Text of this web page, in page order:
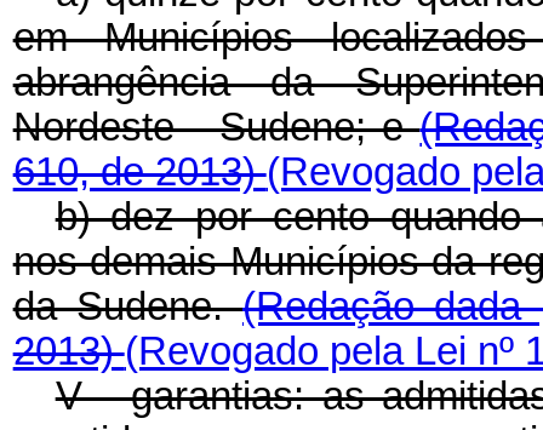
em Municípios
abrangência da
Nordeste - Sudene; e
610, de 2013)(Revogado
b) dez por cento quando
nos demais Municípios da
da Sudene.(Redação
2013)(Revogado pela Lei nº
V - garantias: as